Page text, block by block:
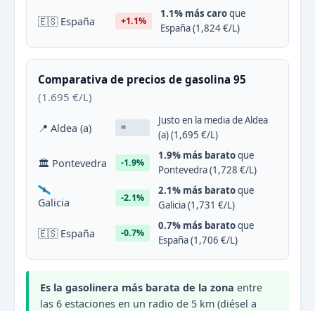
🇪🇸 España +1.1%
1.1% más caroque
España (1,824 €/L)
Comparativa de precios de gasolina 95
(1.695 €/L)
📍 Aldea (a) =
Justo en la media de Aldea
(a) (1,695 €/L)
🏛 Pontevedra -1.9%
1.9% más baratoque
Pontevedra (1,728 €/L)
Galicia -2.1%
2.1% más baratoque
Galicia (1,731 €/L)
🇪🇸 España -0.7%
0.7% más baratoque
España (1,706 €/L)
Es la gasolinera más barata de la zona entre
las 6 estaciones en un radio de 5 km (diésel a